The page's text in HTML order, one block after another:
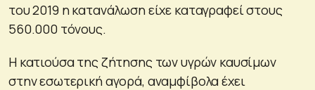
του 2019 η κατανάλωση είχε καταγραφεί στους
560.000 τόνους.
Η κατιούσα της ζήτησης των υγρών καυσίμων
στην εσωτερική αγορά, αναμφίβολα έχει